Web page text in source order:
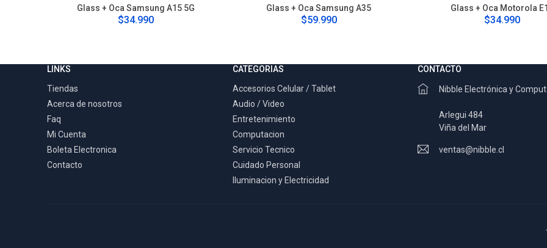
Glass + Oca Samsung A15 5G
$34.990
Glass + Oca Samsung A35
$59.990
Glass + Oca Motorola
$34.990
LINKS
Tiendas
Acerca de nosotros
Faq
Mi Cuenta
Boleta Electronica
Contacto
CATEGORIAS
Accesorios Celular / Tablet
Audio / Video
Entretenimiento
Computacion
Servicio Tecnico
Cuidado Personal
Iluminacion y Electricidad
CONTACTO
Nibble Electrónica y
Arlegui 484
Viña del Mar
ventas@nibble.cl